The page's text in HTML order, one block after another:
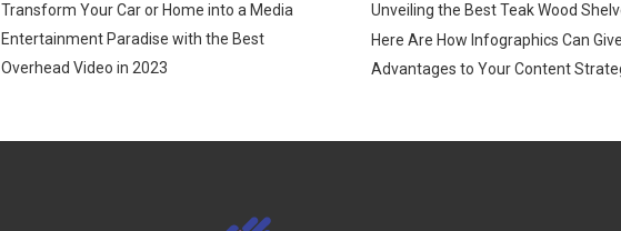
Transform Your Car or Home into a Media
Entertainment Paradise with the Best
Overhead Video in 2023
Unveiling the Best Teak Wood
Here Are How Infographics Can Give
Advantages to Your Content